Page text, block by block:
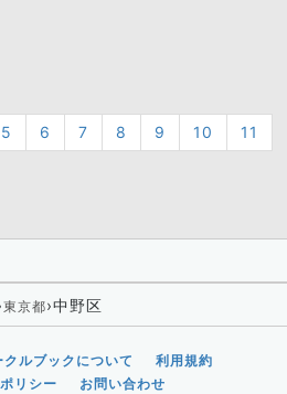
5 6 7 8 9 10
11
東京都›中野区
クルブックについて
利用規約
リシー
お問い合わせ